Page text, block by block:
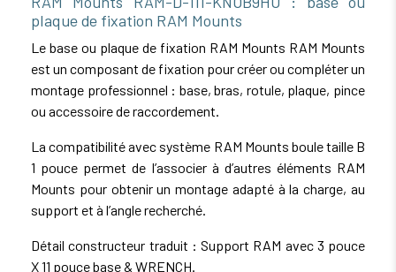
plaque de fixation RAM Mounts
Le base ou plaque de fixation RAM Mounts RAM Mounts
est un composant de fixation pour créer ou compléter un
montage professionnel : base, bras, rotule, plaque, pince
ou accessoire de raccordement.
La compatibilité avec système RAM Mounts boule taille B
1 pouce permet de l’associer à d’autres éléments RAM
Mounts pour obtenir un montage adapté à la charge, au
support et à l’angle recherché.
Détail constructeur traduit : Support RAM avec 3 pouce
X 11 pouce base & WRENCH.